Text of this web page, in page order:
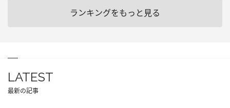
ランキングをもっと見る
LATEST
最新の記事